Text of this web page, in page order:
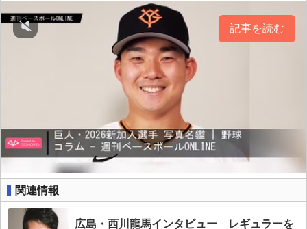
記事を読む
関連情報
広島・西川龍馬インタビュー レギュラーを